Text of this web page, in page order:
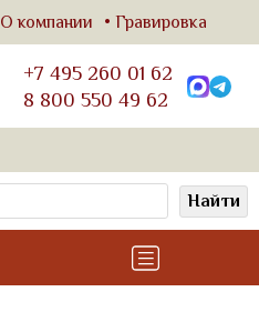
О компании Гравировка
+7 495 260 01 62
8 800 550 49 62
Найти